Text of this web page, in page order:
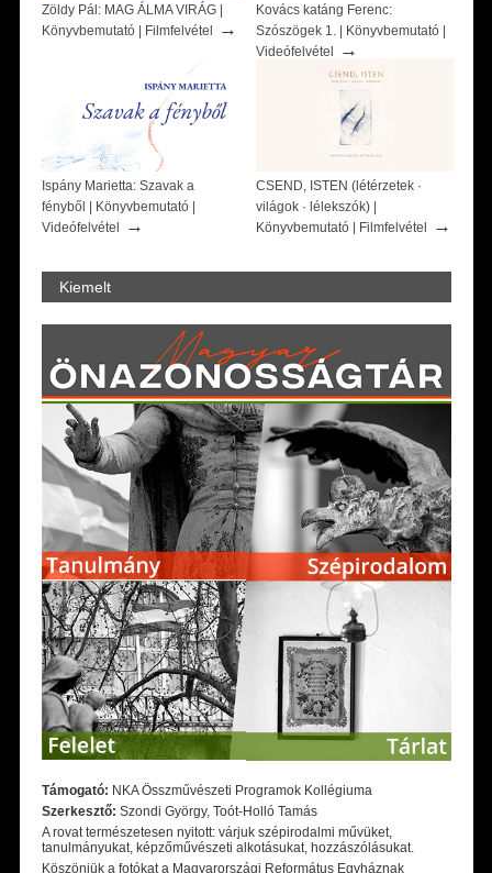
Zöldy Pál: MAG ÁLMA VIRÁG |
Könyvbemutató | Filmfelvétel
→
Kovács katáng Ferenc:
Szószögek 1. | Könyvbemutató |
Videófelvétel
→
Ispány Marietta: Szavak a
fényből | Könyvbemutató |
Videófelvétel
→
CSEND, ISTEN (létérzetek ·
világok · lélekszók) |
Könyvbemutató | Filmfelvétel
→
Kiemelt
Támogató: NKA Összművészeti Programok Kollégiuma
Szerkesztő: Szondi György, Toót-Holló Tamás
A rovat természetesen nyitott: várjuk szépirodalmi művüket,
tanulmányukat, képzőművészeti alkotásukat, hozzászólásukat.
Köszönjük a fotókat a Magyarországi Református Egyháznak